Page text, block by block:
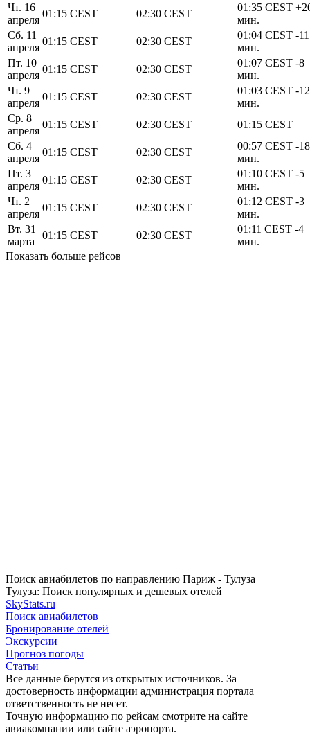
Чт. 16
апреля
01:15 CEST 02:30 CEST
01:35 CEST
мин.
Сб. 11
апреля
01:15 CEST 02:30 CEST
01:04 CEST -11
мин.
Пт. 10
апреля
01:15 CEST 02:30 CEST
01:07 CEST -8
мин.
Чт. 9
апреля
01:15 CEST 02:30 CEST
01:03 CEST -12
мин.
Ср. 8
апреля
01:15 CEST 02:30 CEST 01:15 CEST
Сб. 4
апреля
01:15 CEST 02:30 CEST
00:57 CEST -18
мин.
Пт. 3
апреля
01:15 CEST 02:30 CEST
01:10 CEST -5
мин.
Чт. 2
апреля
01:15 CEST 02:30 CEST
01:12 CEST -3
мин.
Вт. 31
марта
01:15 CEST 02:30 CEST
01:11 CEST -4
мин.
Показать больше рейсов
Поиск авиабилетов по направлению Париж - Тулуза
Тулуза: Поиск популярных и дешевых отелей
SkyStats.ru
Поиск авиабилетов
Бронирование отелей
Экскурсии
Прогноз погоды
Статьи
Все данные берутся из открытых источников. За
достоверность информации администрация портала
ответственность не несет.
Точную информацию по рейсам смотрите на сайте
авиакомпании или сайте аэропорта.